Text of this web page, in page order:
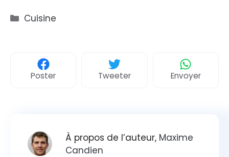
Catégories
Cuisine
Poster Tweeter Envoyer
À propos de l’auteur, Maxime
Candien